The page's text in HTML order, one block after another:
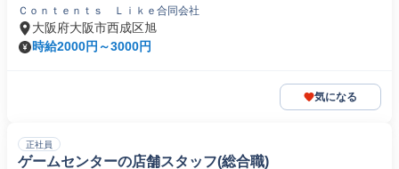
Ｃｏｎｔｅｎｔｓ Ｌｉｋｅ合同会社
大阪府大阪市西成区旭
時給2000円～3000円
気になる
正社員
ゲームセンターの店舗スタッフ(総合職)